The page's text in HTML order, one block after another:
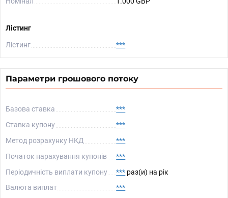
Лістинг
Лістинг ***
Параметри грошового потоку
Базова ставка
***
Ставка купону
***
Метод розрахунку НКД
***
Початок нарахування купонів
***
Періодичність виплати купону
*** раз(и) на рік
Валюта виплат
***